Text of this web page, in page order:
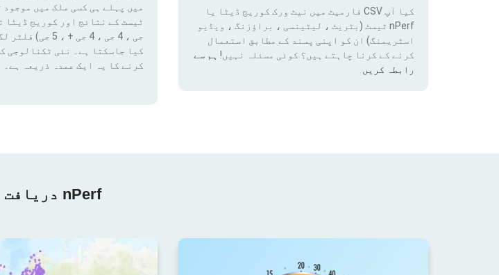
کیا آپ CSV فارمیٹ میں نیٹ ورک کوریج ڈیٹا یا
nPerf ٹیسٹ (بٹریٹ ، لیٹینسی ، براؤزنگ ، ویڈیو
اسٹریمنگ) ان کو اپنی پسند کے مطابق استعمال
کرنے کے کرنا چاہتے ہیں؟ کوئی مسئلہ نہیں! ہم سے
رابطہ کریں
میں پہلے ہی کسی ملک میں
کیا جاسکتا ہے۔ نئی ٹکنالوجی
کرنے کا یہ ایک عمدہ ذریعہ ہے۔
nPerf دریافت کریں